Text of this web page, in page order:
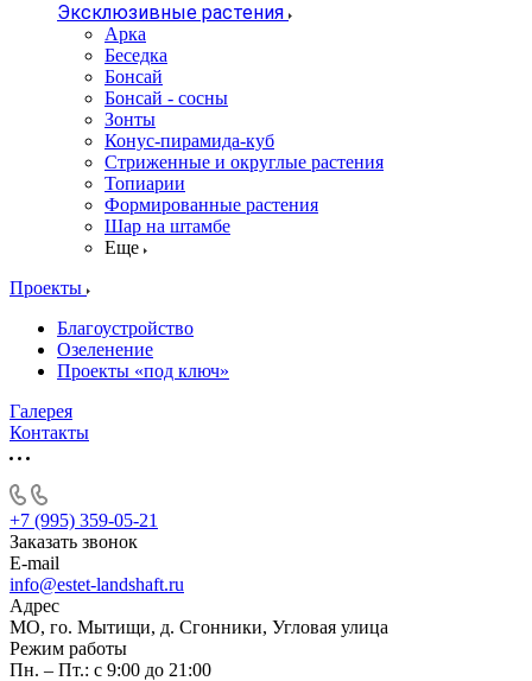
Эксклюзивные растения
Арка
Беседка
Бонсай
Бонсай - сосны
Зонты
Конус-пирамида-куб
Стриженные и округлые растения
Топиарии
Формированные растения
Шар на штамбе
Еще
Проекты
Благоустройство
Озеленение
Проекты «под ключ»
Галерея
Контакты
+7 (995) 359-05-21
Заказать звонок
E-mail
info@estet-landshaft.ru
Адрес
МО, го. Мытищи, д. Сгонники, Угловая улица
Режим работы
Пн. – Пт.: с 9:00 до 21:00